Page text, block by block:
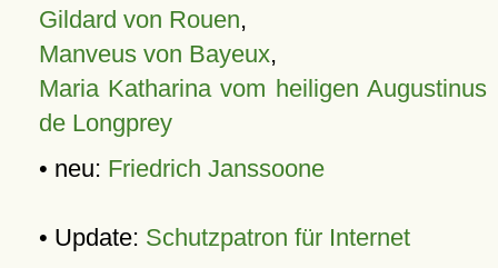
Gildard von Rouen,
Manveus von Bayeux,
Maria Katharina vom heiligen Augustinus
de Longprey
• neu: Friedrich Janssoone
• Update: Schutzpatron für Internet